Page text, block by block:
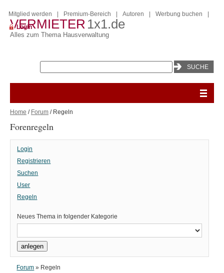
VERMIETER 1x1.de
Alles zum Thema Hausverwaltung
Mitglied werden Premium-Bereich Autoren Werbung buchen
Login
Home / Forum / Regeln
Forenregeln
Login
Registrieren
Suchen
User
Regeln
Neues Thema in folgender Kategorie
Forum » Regeln